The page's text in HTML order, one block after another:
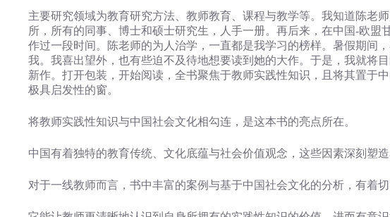
主要研究领域为教育研究方法、教师教育、课程与教学等。我知道陈老
所，所有的同事、博士和硕士研究生，人手一册。再后来，在中国-欧
作过一段时间。陈老师的为人治学，一直都是我学习的榜样。暑假期间
我。我喜出望外，也有些迫不及待地想要读到她的大作。于是，我就将
新作。打开包装，开始阅读，全书聚焦于教师实践性知识，且将其置于
极具启发性的窗。
将教师实践性知识与中国社会文化相勾连，是这本书的亮点所在。
中国有着独特的教育传统、文化底蕴与社会价值观念，这些因素深刻塑造
对于一线教师而言，书中丰富的案例与基于中国社会文化的分析，有着切